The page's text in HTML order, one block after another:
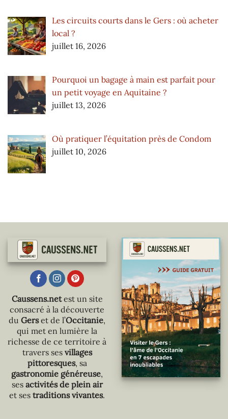
Les circuits courts dans le Gers : où acheter
local ?
juillet 16, 2026
Pourquoi un bagage à main est parfait pour
un petit voyage en Aquitaine ?
juillet 13, 2026
Où pratiquer l’équitation près de Condom
juillet 10, 2026
Caussens.netest un site
consacré à la découverte
du Gerset de l’Occitanie,
qui met en lumière la
richesse de ce territoire à
travers ses villages
pittoresques, sa
gastronomie généreuse,
ses activités de plein air
et ses traditions vivantes.